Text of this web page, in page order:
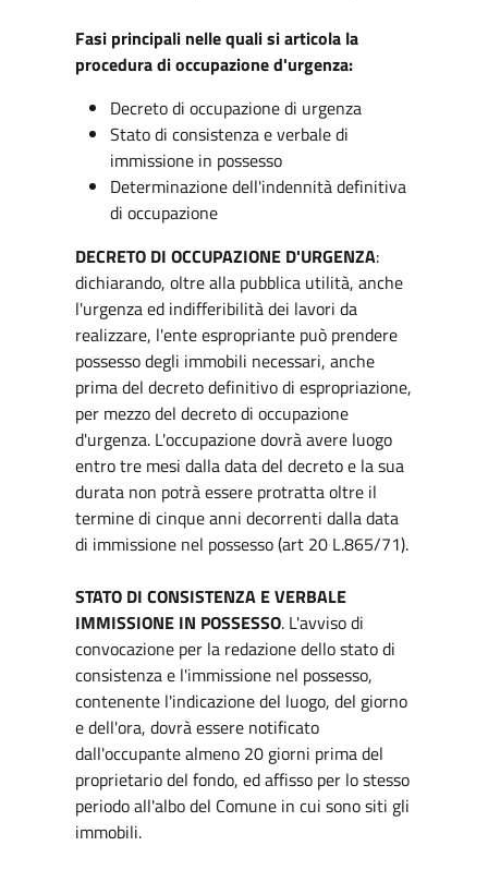
Fasi principali nelle quali si articola la
procedura di occupazione d'urgenza:
Decreto di occupazione di urgenza
Stato di consistenza e verbale di
immissione in possesso
Determinazione dell'indennità definitiva
di occupazione
DECRETO DI OCCUPAZIONE D'URGENZA:
dichiarando, oltre alla pubblica utilità, anche
l'urgenza ed indifferibilità dei lavori da
realizzare, l'ente espropriante può prendere
possesso degli immobili necessari, anche
prima del decreto definitivo di espropriazione,
per mezzo del decreto di occupazione
d'urgenza. L'occupazione dovrà avere luogo
entro tre mesi dalla data del decreto e la sua
durata non potrà essere protratta oltre il
termine di cinque anni decorrenti dalla data
di immissione nel possesso (art 20 L.865/71).
STATO DI CONSISTENZA E VERBALE
IMMISSIONE IN POSSESSO. L'avviso di
convocazione per la redazione dello stato di
consistenza e l'immissione nel possesso,
contenente l'indicazione del luogo, del giorno
e dell'ora, dovrà essere notificato
dall'occupante almeno 20 giorni prima del
proprietario del fondo, ed affisso per lo stesso
periodo all'albo del Comune in cui sono siti gli
immobili.